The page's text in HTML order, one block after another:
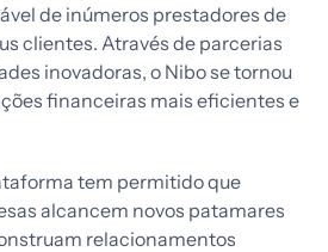
de inúmeros prestadores de
clientes. Através de parcerias
inovadoras, o Nibo se tornou
financeiras mais eficientes e
tem permitido que
alcancem novos patamares
relacionamentos